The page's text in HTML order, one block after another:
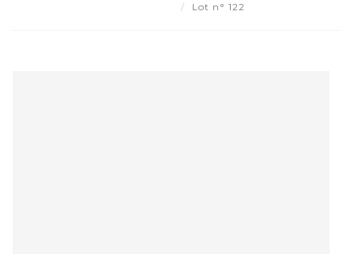
Lot n° 122